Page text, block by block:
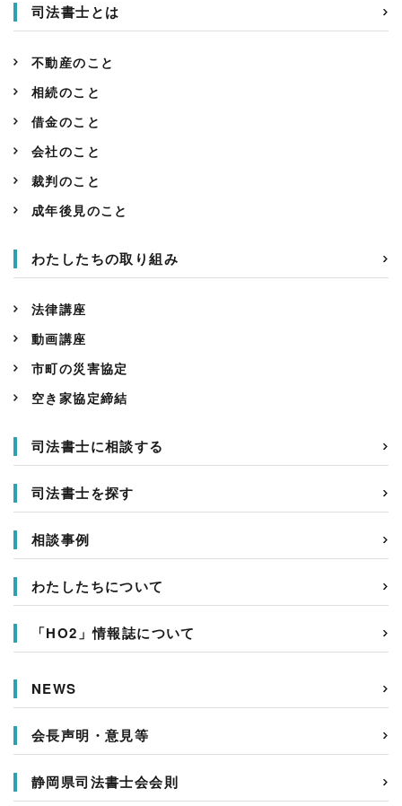
司法書士とは
不動産のこと
相続のこと
借金のこと
会社のこと
裁判のこと
成年後見のこと
わたしたちの取り組み
法律講座
動画講座
市町の災害協定
空き家協定締結
司法書士に相談する
司法書士を探す
相談事例
わたしたちについて
「HO2」情報誌について
NEWS
会長声明・意見等
静岡県司法書士会会則